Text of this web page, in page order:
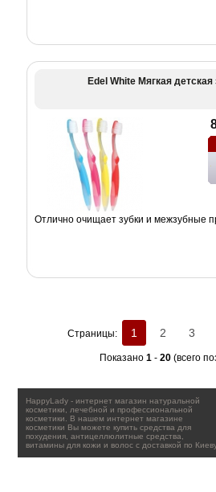
Edel White Мягкая детская
Отлично очищает зубки и межзубные
Страницы: 1 2 3
Показано 1- 20(всего
HappyLady - интернет магазин натуральной
косметики, лечебной и профессиональной
косметики. В нашем интернет магазине
косметики Вы можете купить средства для
похудения, антицеллюлитные средства,
витамины для кожи и волос с доставкой по